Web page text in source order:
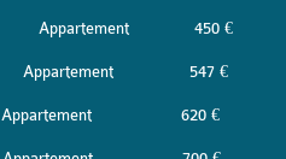
Appartement 450 €
Appartement 547 €
Appartement 620 €